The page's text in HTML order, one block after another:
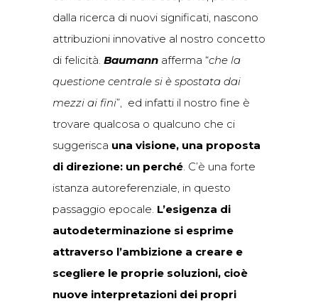
dalla ricerca di nuovi significati, nascono
attribuzioni innovative al nostro concetto
di felicità. Baumann afferma “che la
questione centrale si è spostata dai
mezzi ai fini”, ed infatti il nostro fine è
trovare qualcosa o qualcuno che ci
suggerisca una visione, una proposta
di direzione: un perché. C’è una forte
istanza autoreferenziale, in questo
passaggio epocale. L’esigenza di
autodeterminazione si esprime
attraverso l’ambizione a creare e
scegliere le proprie soluzioni, cioè
nuove interpretazioni dei propri